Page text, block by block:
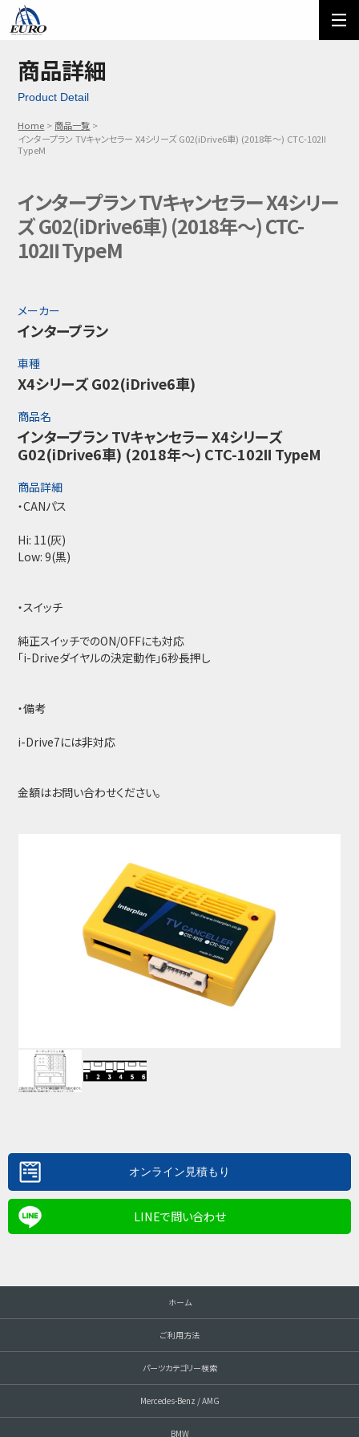
ご利用方法
メール問い合わせ
03-5674-7742
商品詳細
Product Detail
Home
商品一覧
インタープラン TVキャンセラー X4シリーズ G02(iDrive6車) (2018年～) CTC-102Ⅱ
TypeM
インタープラン TVキャンセラー X4シリー
ズ G02(iDrive6車) (2018年～) CTC-
102Ⅱ TypeM
メーカー
インタープラン
車種
X4シリーズ G02(iDrive6車)
商品名
インタープラン TVキャンセラー X4シリーズ
G02(iDrive6車) (2018年～) CTC-102Ⅱ TypeM
商品詳細
・CANパス
Hi: 11(灰)
Low: 9(黒)
・スイッチ
純正スイッチでのON/OFFにも対応
「i-Driveダイヤルの決定動作」6秒長押し
・備考
i-Drive7には非対応
金額はお問い合わせください。
LINEで問い合わせ
ホーム
ご利用方法
パーツカテゴリー検索
Mercedes-Benz / AMG
BMW